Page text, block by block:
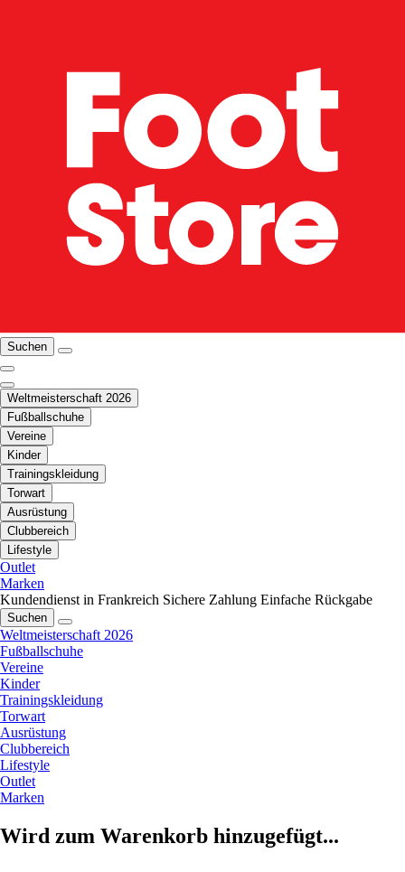
Suchen
Weltmeisterschaft 2026
Fußballschuhe
Vereine
Kinder
Trainingskleidung
Torwart
Ausrüstung
Clubbereich
Lifestyle
Outlet
Marken
Kundendienst in Frankreich Sichere Zahlung Einfache Rückgabe
Suchen
Weltmeisterschaft 2026
Fußballschuhe
Vereine
Kinder
Trainingskleidung
Torwart
Ausrüstung
Clubbereich
Lifestyle
Outlet
Marken
Wird zum Warenkorb hinzugefügt...